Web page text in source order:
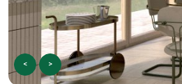
< >